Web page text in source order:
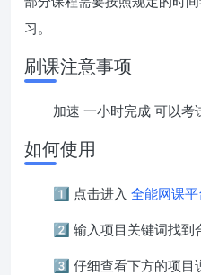
习。
刷课注意事项
加速 一小时完成 可以考
如何使用
1️⃣ 点击进入 全能网课平
2️⃣ 输入项目关键词找到
3️⃣ 仔细查看下方的项目